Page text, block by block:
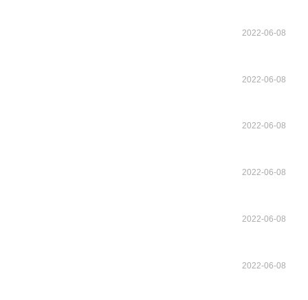
2022-06-08
2022-06-08
2022-06-08
2022-06-08
2022-06-08
2022-06-08